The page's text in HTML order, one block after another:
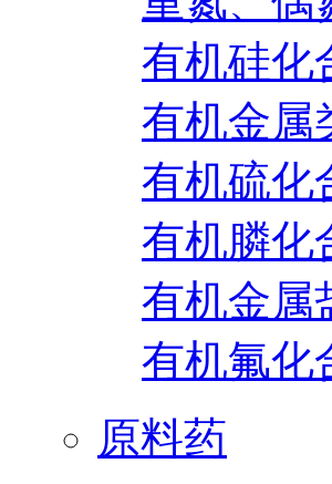
有机硅化
有机金属
有机硫化
有机膦化
有机金属
有机氟化
原料药